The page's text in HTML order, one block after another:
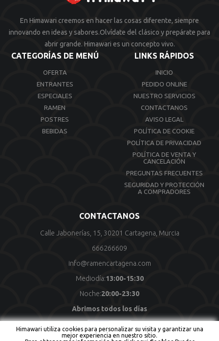
En Himawari creemos en hacer las cosas diferente, siempre
innovando en ideas y sabores.Olvídate del clásico y prepárate para
abrir grande. Himawari es un concepto vivo.
CATEGORÍAS DE MENÚ
OFERTA
ENTRANTES
ESPECIALES
RAMEN
POSTRES
BEBIDAS
LINKS RÁPIDOS
INICIO
PEDIDO ONLINE
NUESTRO SERVICIOS
CONTACTANOS
AVISO LEGAL
POLÍTICA DE COOKIE
POLÍTICA DE PRIVACIDAD
POLÍTICA DE VENTA Y
CANCELACIÓN
PREGUNTAS FRECUENTES
SEGURIDAD Y PROTECCIÓN
A COMPRADORES
CONTACTANOS
Calle Jabonerías, 15, 30201 Cartagena, Murcia
666266609
info@ramencartagena.com
Mediodía:13:00-15:30
Noche:20:00-23:30
Abrimos todos los días
Himawari utiliza cookies para personalizar su visita y garantizar una
mejor experiencia en nuestro sitio.